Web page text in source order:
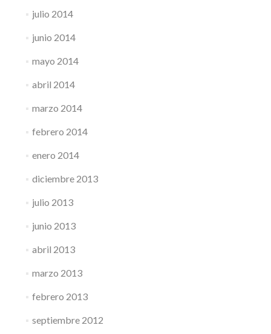
julio 2014
junio 2014
mayo 2014
abril 2014
marzo 2014
febrero 2014
enero 2014
diciembre 2013
julio 2013
junio 2013
abril 2013
marzo 2013
febrero 2013
septiembre 2012